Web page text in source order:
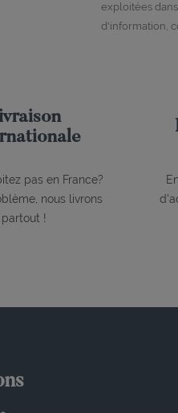
exploitées
d'information,
pas en France?
nous livrons
partout !